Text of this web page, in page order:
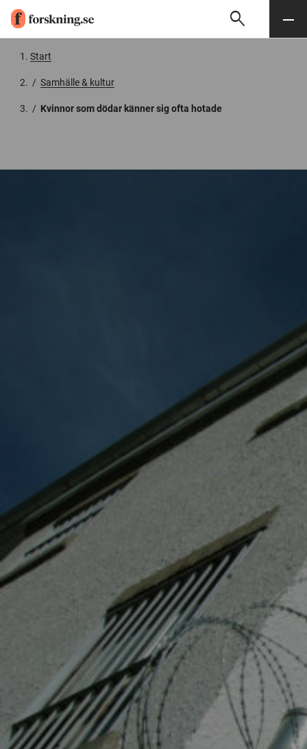
Söksearch Meny
Start
/ Samhälle & kultur
/ Kvinnor som dödar känner sig ofta hotade